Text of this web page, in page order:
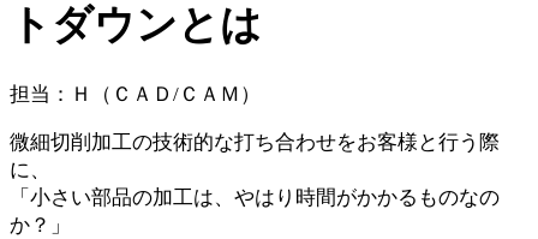
トダウンとは
担当：Ｈ（ＣＡＤ/ＣＡＭ）
微細切削加工の技術的な打ち合わせをお客様と行う際
に、
「小さい部品の加工は、やはり時間がかかるものなの
か？」